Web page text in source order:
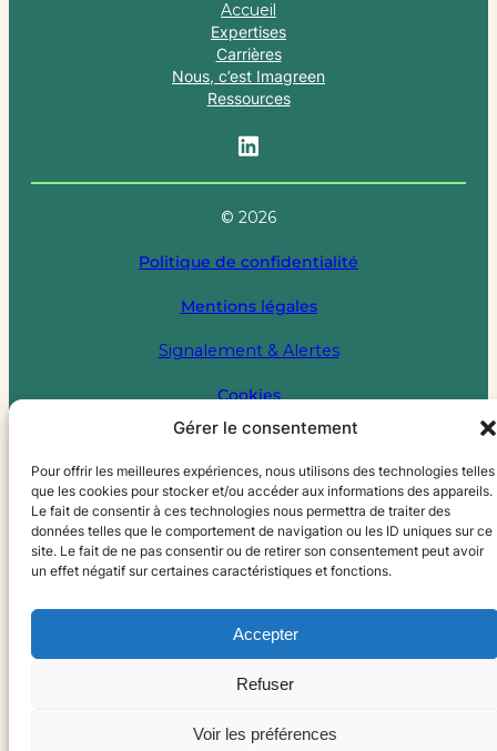
Gérer le consentement
Pour offrir les meilleures expériences, nous utilisons des technologies telles
que les cookies pour stocker et/ou accéder aux informations des appareils.
Le fait de consentir à ces technologies nous permettra de traiter des
données telles que le comportement de navigation ou les ID uniques sur ce
site. Le fait de ne pas consentir ou de retirer son consentement peut avoir
un effet négatif sur certaines caractéristiques et fonctions.
Accepter
Refuser
Voir les préférences
Accueil
Expertises
Carrières
Nous, c’est Imagreen
Ressources
© 2026
Politique de confidentialité
Mentions légales
Signalement & Alertes
Cookies